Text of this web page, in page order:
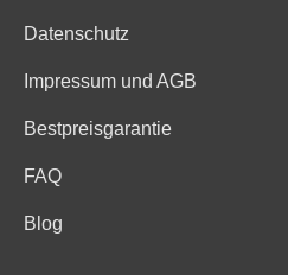
Datenschutz
Impressum und AGB
Bestpreisgarantie
FAQ
Blog